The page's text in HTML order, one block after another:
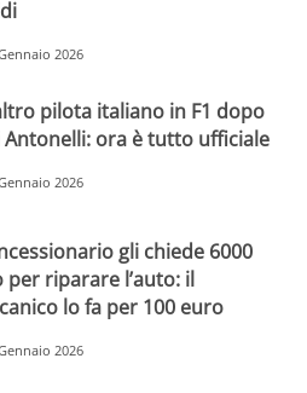
2026
pilota italiano in F1 dopo
Antonelli: ora è tutto ufficiale
2026
gli chiede 6000
per riparare l’auto: il
lo fa per 100 euro
2026